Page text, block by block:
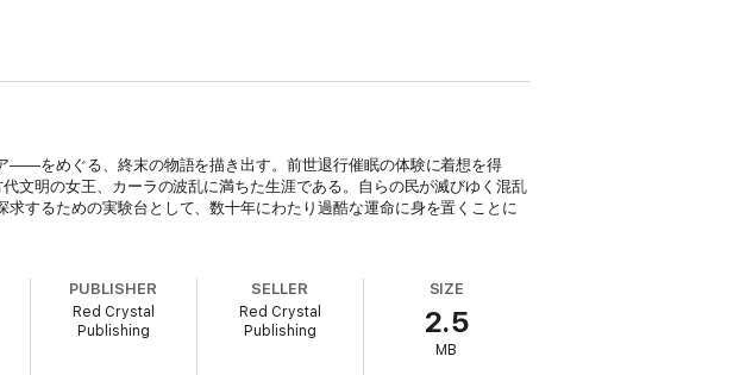
――をめぐる、終末の物語を描き出す。前世退行催眠の体験に着想を得
文明の女王、カーラの波乱に満ちた生涯である。自らの民が滅びゆく混乱
するための実験台として、数十年にわたり過酷な運命に身を置くことに
PUBLISHER
Red Crystal
Publishing
SELLER
Red Crystal
Publishing
SIZE
2.5
MB